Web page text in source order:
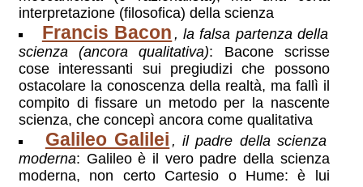
interpretazione (filosofica) della scienza
Francis Bacon , la falsa partenza della
scienza (ancora qualitativa): Bacone scrisse
cose interessanti sui pregiudizi che possono
ostacolare la conoscenza della realtà, ma fallì il
compito di fissare un metodo per la nascente
scienza, che concepì ancora come qualitativa
Galileo Galilei , il padre della scienza
moderna: Galileo è il vero padre della scienza
moderna, non certo Cartesio o Hume: è lui